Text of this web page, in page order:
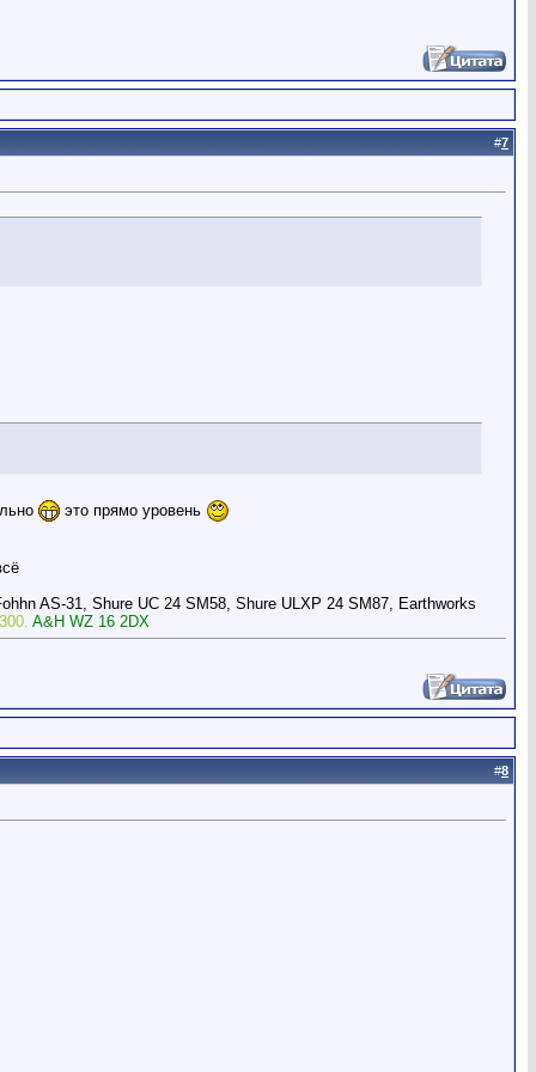
#7
это прямо уровень
AS-31, Shure UC 24 SM58, Shure ULXP 24 SM87, Earthworks
A&H WZ 16 2DX
#8